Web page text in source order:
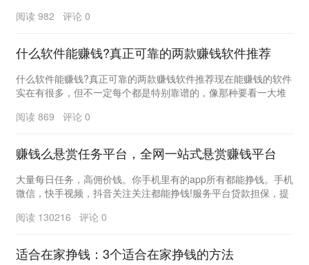
阅读 982 评论 0
什么软件能赚钱?真正可靠的两款赚钱软件推荐
什么软件能赚钱?真正可靠的两款赚钱软件推荐现在能赚钱的软件
实在有很多，但不一定每个都是特别靠谱的，像那种要看一大堆
阅读 869 评论 0
赚钱么悬赏任务平台，全网一站式悬赏赚钱平台
大量每日任务，高佣价钱。你手机里有的app所有都能挣钱。手机
微信，快手视频，抖音关注关注都能挣钱!服务平台贷款担保，提
阅读 130216 评论 0
适合在家挣钱：3个适合在家挣钱的方法